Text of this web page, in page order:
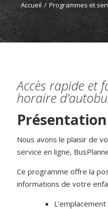
Accueil / Programmes et
Accès rapide et
horaire
Présentation
Nous avons le plaisir de
service en ligne,
Ce programme offre la
informations de votre